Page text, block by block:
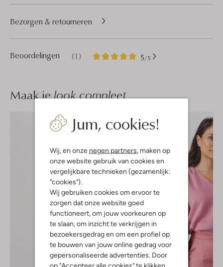
Jum, cookies!
Wij, en onze negen partners , maken op
onze website gebruik van cookies en
vergelijkbare technieken (gezamenlijk:
"cookies").
Wij gebruiken cookies om ervoor te
zorgen dat onze website goed
functioneert, om jouw voorkeuren op
te slaan, om inzicht te verkrijgen in
bezoekersgedrag en om een profiel op
te bouwen van jouw online gedrag voor
gepersonaliseerde advertenties. Door
op "Accepteer alle cookies" te klikken,
Beoordelingen (1) 5/5
1
5
Bezorgen & retourneren
Maak jelook compleet